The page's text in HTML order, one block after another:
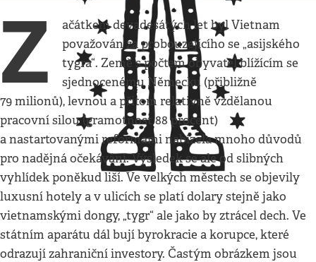
Z
ačátkem devadesátých let byl Vietnam
považován za probouzejícího se „asijského
tygra“. Země s počtem obyvatel blížícím se
sjednocenému Německu (přibližně
79 milionů), levnou a přitom relativně vzdělanou
pracovní silou (gramotnost 88 procent)
a nastartovanými reformami nabízela mnoho důvodů
pro nadějná očekávání. Výsledek se ale od slibných
vyhlídek poněkud liší. Ve velkých městech se objevily
luxusní hotely a v ulicích se platí dolary stejně jako
vietnamskými dongy, „tygr“ ale jako by ztrácel dech. Ve
státním aparátu dál bují byrokracie a korupce, které
odrazují zahraniční investory. Častým obrázkem jsou